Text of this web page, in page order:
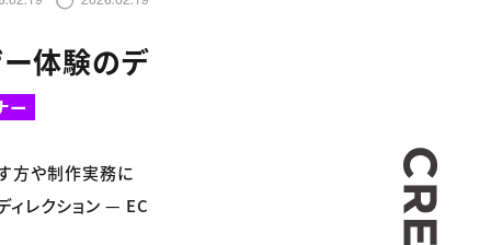
体験のデ
ー
す方や制作実務に
レクション — EC